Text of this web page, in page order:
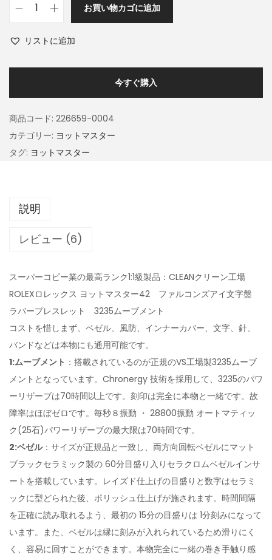
お買い物カゴに追加
リストに追加
今すぐ購入
商品コード: 226659-0004
カテゴリー: ヨットマスター
タグ: ヨットマスター
説明
レビュー (6)
スーパーコピー業の最高ランク1:1級製品：CLEANクリーン工場
ROLEXロレックス ヨットマスター42 ファルコンズアイ文字盤
ラバープレスレット 3235ムーブメント
コストを惜しまず、ベゼル、風防、インナーカバー、文字、針、
バンドなどは本物にも通用可能です。
1:ムーブメント ：搭載されているのが正規のVS工場製3235ムーブ
メントとなっています。Chronergy 技術を採用して、3235のパワ
ーリザーブは70時間以上です。刻印は完全に本物と一緒です。故
障率はほぼゼロです。毎秒８振動 ・ 28800振動 オートマティッ
ク(25石)パワーリザーブの最大限は70時間です。
2:ベゼル：サイズが正規品と一致し、両方向回転ベゼルにマット
ブラックセラミック製の 60分目盛り入りセラクロムベゼルインサ
ートを搭載しています。レイズド仕上げの目盛りと数字はセラミ
ックに型どられた後、ポリッシュ仕上げが施されます。時間間隔
を正確に読み取れるよう、最初の 15分の目盛りは 1分刻みになって
います。また、ベゼルは縁に刻みが入れられているため滑りにく
く、容易に回すことができます。本物完全に一緒の巻き手触り感